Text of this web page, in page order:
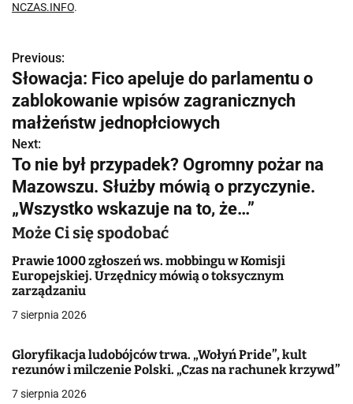
NCZAS.INFO.
N
a
w
i
g
a
c
j
a
p
i
Previous:
Słowacja: Fico apeluje do parlamentu o
zablokowanie wpisów zagranicznych
małżeństw jednopłciowych
Next:
To nie był przypadek? Ogromny pożar na
Mazowszu. Służby mówią o przyczynie.
„Wszystko wskazuje na to, że…”
Może Ci się spodobać
Prawie 1000 zgłoszeń ws. mobbingu w Komisji
Europejskiej. Urzędnicy mówią o toksycznym
zarządzaniu
7 sierpnia 2026
Gloryfikacja ludobójców trwa. „Wołyń Pride”, kult
rezunów i milczenie Polski. „Czas na rachunek krzywd”
7 sierpnia 2026